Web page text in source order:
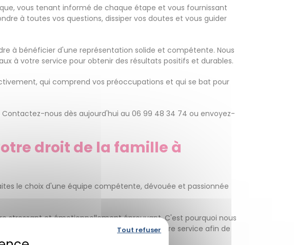
vous tenant informé de chaque étape et vous fournissant
à toutes vos questions, dissiper vos doutes et vous guider
à bénéficier d'une représentation solide et compétente. Nous
à votre service pour obtenir des résultats positifs et durables.
qui comprend vos préoccupations et qui se bat pour
nous dès aujourd'hui au 06 99 48 34 74 ou envoyez-
droit de la famille à
le choix d'une équipe compétente, dévouée et passionnée
stressant et émotionnellement éprouvant. C'est pourquoi nous
notre expertise et notre expérience à votre service afin de
Tout refuser